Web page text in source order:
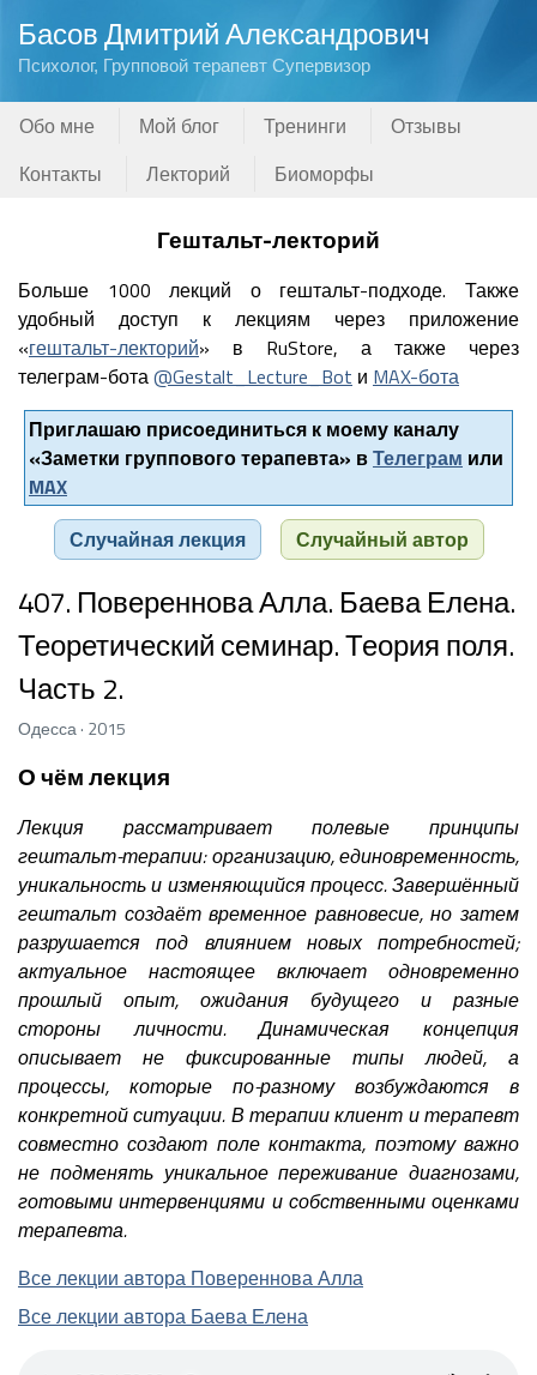
Басов Дмитрий Александрович
Психолог, Групповой терапевт Супервизор
Обо мне Мой блог Тренинги
Отзывы
Контакты
Лекторий Биоморфы
Гештальт-лекторий
Больше 1000 лекций о гештальт-подходе. Также
удобный доступ к лекциям через приложение
«гештальт-лекторий» в RuStore, а также через
телеграм-бота@Gestalt_Lecture_Bot и MAX-бота
Приглашаю присоединиться к моему каналу
«Заметки группового терапевта» вТелеграм или
MAX
Случайная лекция
Случайный автор
407. Повереннова Алла. Баева Елена.
Теоретический семинар. Теория поля.
Часть 2.
Одесса · 2015
О чём лекция
Лекция рассматривает полевые принципы
гештальт-терапии: организацию, единовременность,
уникальность и изменяющийся процесс. Завершённый
гештальт создаёт временное равновесие, но затем
разрушается под влиянием новых потребностей;
актуальное настоящее включает одновременно
прошлый опыт, ожидания будущего и разные
стороны личности. Динамическая концепция
описывает не фиксированные типы людей, а
процессы, которые по-разному возбуждаются в
конкретной ситуации. В терапии клиент и терапевт
совместно создают поле контакта, поэтому важно
не подменять уникальное переживание диагнозами,
готовыми интервенциями и собственными оценками
терапевта.
Все лекции автора Повереннова Алла
Все лекции автора Баева Елена